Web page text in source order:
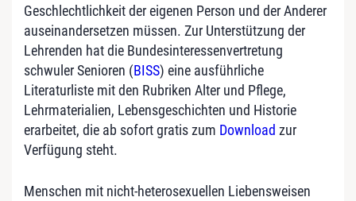
Geschlechtlichkeit der eigenen Person und der Anderer
auseinandersetzen müssen. Zur Unterstützung der
Lehrenden hat die Bundesinteressenvertretung
schwuler Senioren (BISS) eine ausführliche
Literaturliste mit den Rubriken Alter und Pflege,
Lehrmaterialien, Lebensgeschichten und Historie
erarbeitet, die ab sofort gratis zum Download zur
Verfügung steht.
Menschen mit nicht-heterosexuellen Liebensweisen